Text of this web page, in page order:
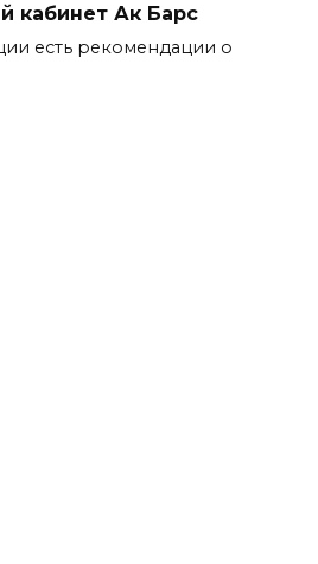
кабинет Ак Барс
есть рекомендации о